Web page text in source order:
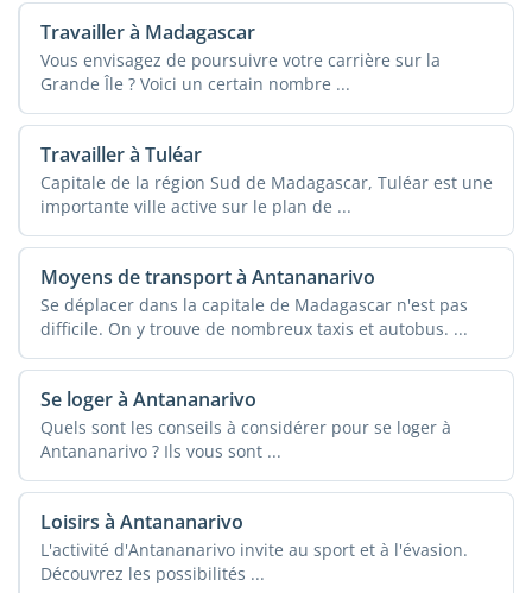
Travailler à Madagascar
Vous envisagez de poursuivre votre carrière sur la
Grande Île ? Voici un certain nombre ...
Travailler à Tuléar
Capitale de la région Sud de Madagascar, Tuléar est une
importante ville active sur le plan de ...
Moyens de transport à Antananarivo
Se déplacer dans la capitale de Madagascar n'est pas
difficile. On y trouve de nombreux taxis et autobus. ...
Se loger à Antananarivo
Quels sont les conseils à considérer pour se loger à
Antananarivo ? Ils vous sont ...
Loisirs à Antananarivo
L'activité d'Antananarivo invite au sport et à l'évasion.
Découvrez les possibilités ...